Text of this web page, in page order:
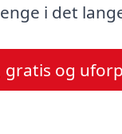
i det
gratis og